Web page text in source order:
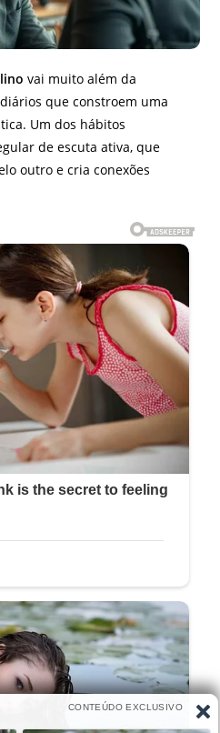
vai muito além da
que constroem uma
Um dos hábitos
de escuta ativa, que
outro e cria conexões